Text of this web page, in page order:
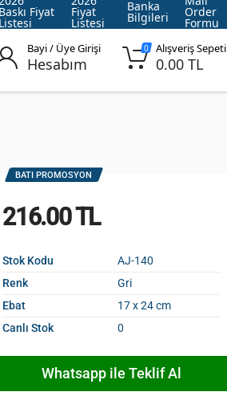
Baskı Fiyat
Listesi
Fiyat
Listesi
Banka
Bilgileri Order
Formu
Bayi / Üye Girişi
Hesabım
0 Alışveriş Sepeti
0.00 TL
BATI PROMOSYON
216.00 TL
Stok Kodu
AJ-140
Renk
Gri
Ebat
17 x 24 cm
Canlı Stok
0
Whatsapp ile Teklif Al